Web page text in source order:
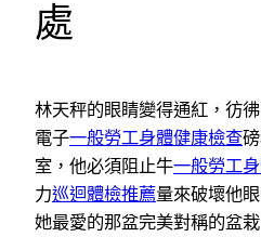
處
林天秤的眼睛變得通紅，彷
電子一般勞工身體健康檢查
室，他必須阻止牛一般勞工
力巡迴體檢推薦量來破壞他
她最愛的那盆完美對稱的盆